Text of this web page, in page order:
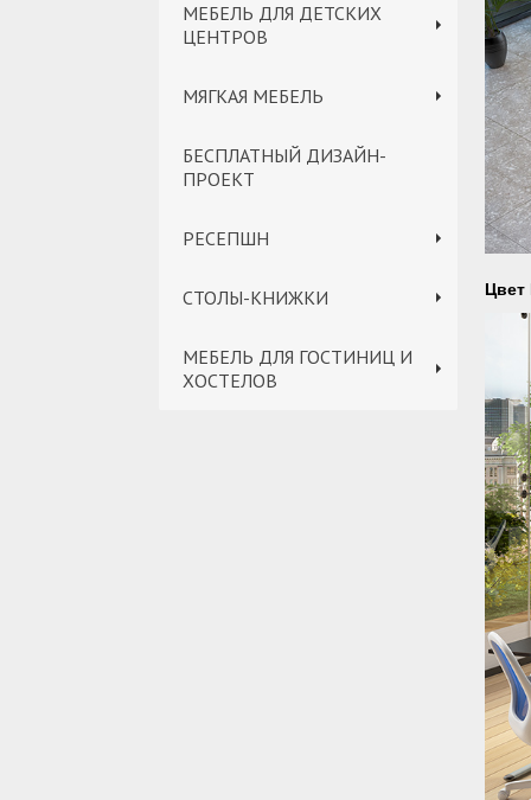
МЕБЕЛЬ ДЛЯ ДЕТСКИХ
ЦЕНТРОВ
МЯГКАЯ МЕБЕЛЬ
БЕСПЛАТНЫЙ ДИЗАЙН-
ПРОЕКТ
РЕСЕПШН
СТОЛЫ-КНИЖКИ
МЕБЕЛЬ ДЛЯ ГОСТИНИЦ И
ХОСТЕЛОВ
Цвет